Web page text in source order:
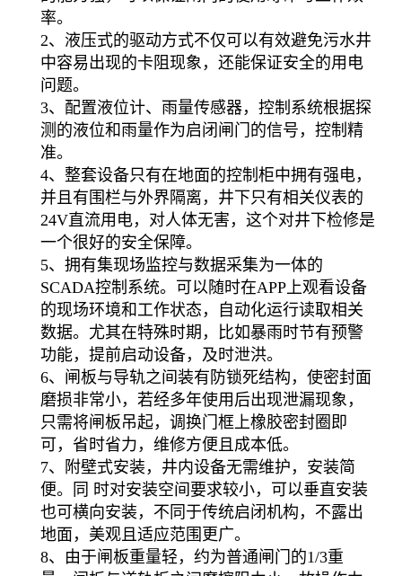
率。
2、液压式的驱动方式不仅可以有效避免污水井
中容易出现的卡阻现象，还能保证安全的用电
问题。
3、配置液位计、雨量传感器，控制系统根据探
测的液位和雨量作为启闭闸门的信号，控制精
准。
4、整套设备只有在地面的控制柜中拥有强电，
并且有围栏与外界隔离，井下只有相关仪表的
24V直流用电，对人体无害，这个对井下检修是
一个很好的安全保障。
5、拥有集现场监控与数据采集为一体的
SCADA控制系统。可以随时在APP上观看设备
的现场环境和工作状态，自动化运行读取相关
数据。尤其在特殊时期，比如暴雨时节有预警
功能，提前启动设备，及时泄洪。
6、闸板与导轨之间装有防锁死结构，使密封面
磨损非常小，若经多年使用后出现泄漏现象，
只需将闸板吊起，调换门框上橡胶密封圈即
可，省时省力，维修方便且成本低。
7、附壁式安装，井内设备无需维护，安装简
便。同 时对安装空间要求较小，可以垂直安装
也可横向安装，不同于传统启闭机构，不露出
地面，美观且适应范围更广。
8、由于闸板重量轻，约为普通闸门的1/3重